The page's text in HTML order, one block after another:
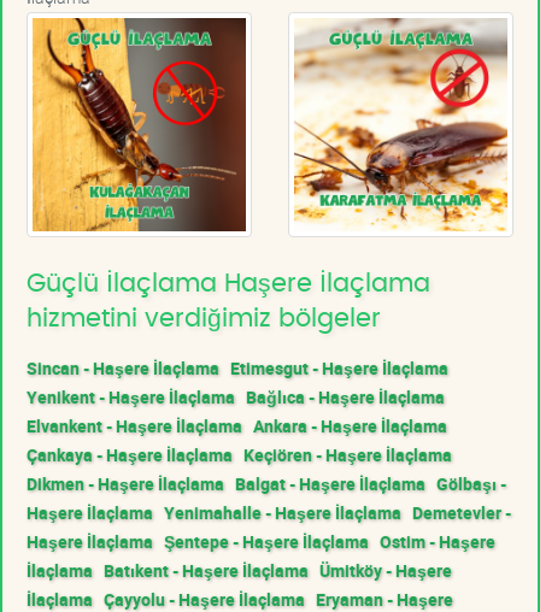
Güçlü İlaçlama Haşere İlaçlama
hizmetini verdiğimiz bölgeler
Sincan - Haşere İlaçlama Etimesgut - Haşere İlaçlama
Yenikent - Haşere İlaçlama Bağlıca - Haşere İlaçlama
Elvankent - Haşere İlaçlama Ankara - Haşere İlaçlama
Çankaya - Haşere İlaçlama Keçiören - Haşere İlaçlama
Dikmen - Haşere İlaçlama Balgat - Haşere İlaçlama Gölbaşı -
Haşere İlaçlama Yenimahalle - Haşere İlaçlama Demetevler -
Haşere İlaçlama Şentepe - Haşere İlaçlama Ostim - Haşere
İlaçlama Batıkent - Haşere İlaçlama Ümitköy - Haşere
İlaçlama Çayyolu - Haşere İlaçlama Eryaman - Haşere